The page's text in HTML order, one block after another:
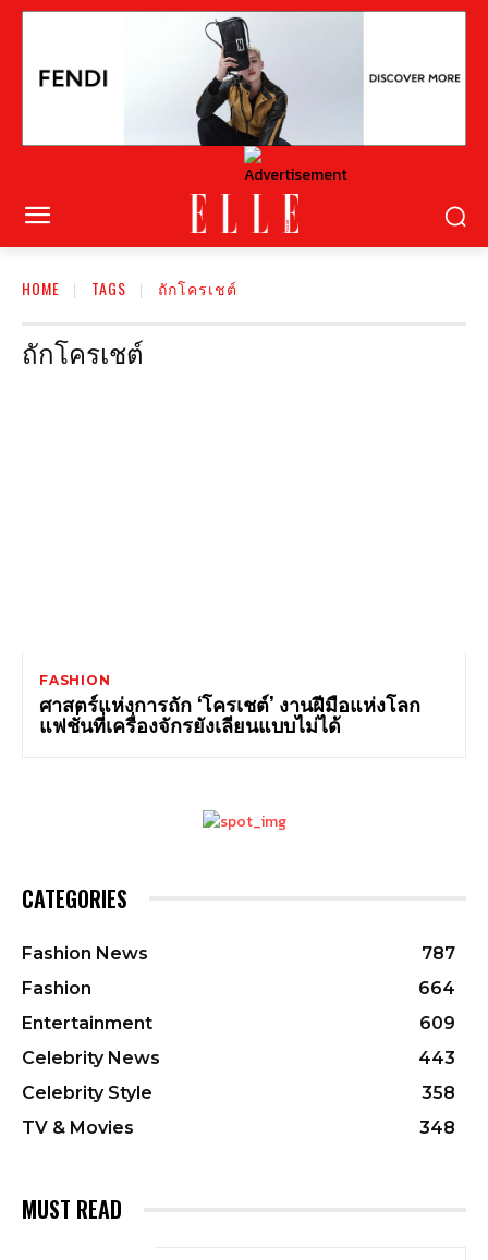
HOME TAGS ถักโครเชต์
ถักโครเชต์
FASHION
ศาสตร์แห่งการถัก ‘โครเชต์’ งานฝีมือแห่งโลก
แฟชั่นที่เครื่องจักรยังเลียนแบบไม่ได้
CATEGORIES
Fashion News
787
Fashion
664
Entertainment
609
Celebrity News
443
Celebrity Style
358
TV & Movies
348
MUST READ